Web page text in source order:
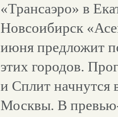
«Трансаэро» в
Новсоибирск
июня предложит
этих городов.
и Сплит начнутся
Москвы. В